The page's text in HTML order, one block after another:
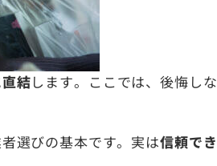
結します。ここでは、後悔しな
選びの基本です。実は信頼でき